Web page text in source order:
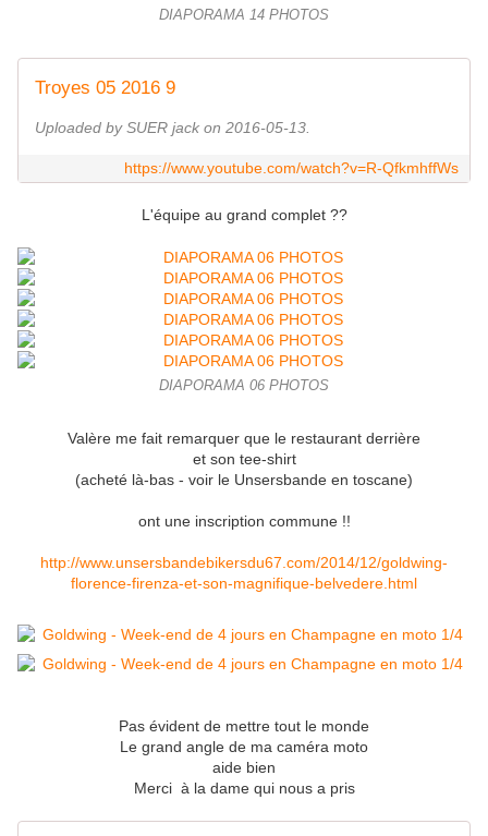
DIAPORAMA 14 PHOTOS
Troyes 05 2016 9
Uploaded by SUER jack on 2016-05-13.
https://www.youtube.com/watch?v=R-QfkmhffWs
L'équipe au grand complet ??
DIAPORAMA 06 PHOTOS
Valère me fait remarquer que le restaurant derrière
et son tee-shirt
(acheté là-bas - voir le Unsersbande en toscane)
ont une inscription commune !!
http://www.unsersbandebikersdu67.com/2014/12/goldwing-
florence-firenza-et-son-magnifique-belvedere.html
Pas évident de mettre tout le monde
Le grand angle de ma caméra moto
aide bien
Merci à la dame qui nous a pris